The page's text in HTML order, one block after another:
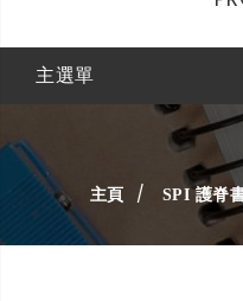
主選單
主頁 SPI 護脊